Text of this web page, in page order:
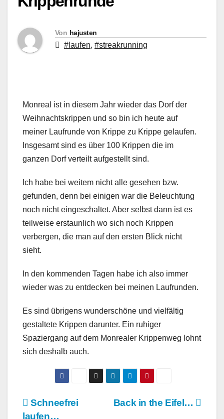
Von hajusten
#laufen, #streakrunning
Monreal ist in diesem Jahr wieder das Dorf der
Weihnachtskrippen und so bin ich heute auf
meiner Laufrunde von Krippe zu Krippe gelaufen.
Insgesamt sind es über 100 Krippen die im
ganzen Dorf verteilt aufgestellt sind.
Ich habe bei weitem nicht alle gesehen bzw.
gefunden, denn bei einigen war die Beleuchtung
noch nicht eingeschaltet. Aber selbst dann ist es
teilweise erstaunlich wo sich noch Krippen
verbergen, die man auf den ersten Blick nicht
sieht.
In den kommenden Tagen habe ich also immer
wieder was zu entdecken bei meinen Laufrunden.
Es sind übrigens wunderschöne und vielfältig
gestaltete Krippen darunter. Ein ruhiger
Spaziergang auf dem Monrealer Krippenweg lohnt
sich deshalb auch.
BeitragsnavigationBack in the Eifel…
Schneefrei
laufen…